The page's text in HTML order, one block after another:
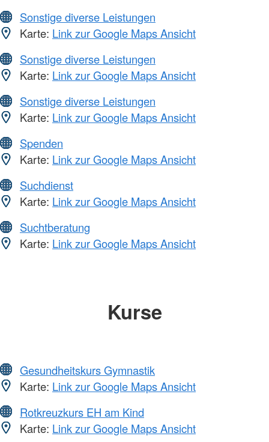
Sonstige diverse Leistungen
Karte: Link zur Google Maps Ansicht
Sonstige diverse Leistungen
Karte: Link zur Google Maps Ansicht
Sonstige diverse Leistungen
Karte: Link zur Google Maps Ansicht
Spenden
Karte: Link zur Google Maps Ansicht
Suchdienst
Karte: Link zur Google Maps Ansicht
Suchtberatung
Karte: Link zur Google Maps Ansicht
Kurse
Gesundheitskurs Gymnastik
Karte: Link zur Google Maps Ansicht
Rotkreuzkurs EH am Kind
Karte: Link zur Google Maps Ansicht